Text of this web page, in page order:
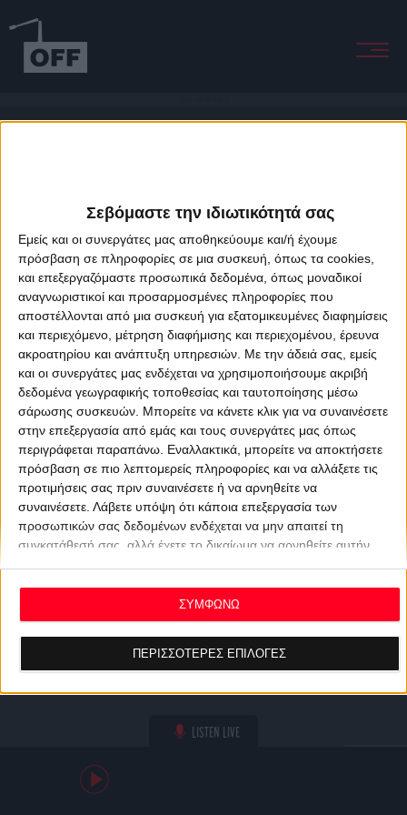
Σεβόμαστε την ιδιωτικότητά σας
Εμείς και οι συνεργάτες μας αποθηκεύουμε και/ή έχουμε
πρόσβαση σε πληροφορίες σε μια συσκευή, όπως τα cookies,
και επεξεργαζόμαστε προσωπικά δεδομένα, όπως μοναδικοί
αναγνωριστικοί και προσαρμοσμένες πληροφορίες που
αποστέλλονται από μια συσκευή για εξατομικευμένες διαφημίσεις
και περιεχόμενο, μέτρηση διαφήμισης και περιεχομένου, έρευνα
ακροατηρίου και ανάπτυξη υπηρεσιών. Με την άδειά σας, εμείς
και οι συνεργάτες μας ενδέχεται να χρησιμοποιήσουμε ακριβή
δεδομένα γεωγραφικής τοποθεσίας και ταυτοποίησης μέσω
σάρωσης συσκευών. Μπορείτε να κάνετε κλικ για να συναινέσετε
στην επεξεργασία από εμάς και τους συνεργάτες μας όπως
περιγράφεται παραπάνω. Εναλλακτικά, μπορείτε να αποκτήσετε
πρόσβαση σε πιο λεπτομερείς πληροφορίες και να αλλάξετε τις
προτιμήσεις σας πριν συναινέσετε ή να αρνηθείτε να
συναινέσετε. Λάβετε υπόψη ότι κάποια επεξεργασία των
προσωπικών σας δεδομένων ενδέχεται να μην απαιτεί τη
συγκατάθεσή σας, αλλά έχετε το δικαίωμα να αρνηθείτε αυτήν
ανακαλέσετε τη συγκατάθεσή σας ανά πάσα στιγμή
επιστρέφοντας σε αυτόν τον ιστότοπο και κάνοντας κλικ στο
κουμπί "Απορρήτου" στο κάτω μέρος της ιστοσελίδας.
ΠΕΡΙΣΣΟΤΕΡΕΣ ΕΠΙΛΟΓΕΣ
ΣΥΜΦΩΝΩ
LISTEN LIVE
About Offradio Business Class Terms & Conditions
Privacy Policy
Designed & developed byporcupine colors&Fotis Alexandrou